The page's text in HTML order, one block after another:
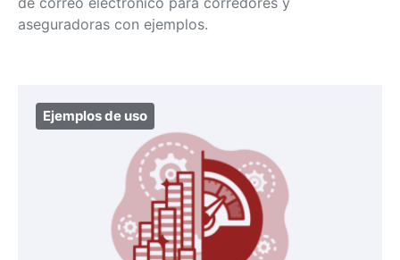
aseguradoras con ejemplos.
Ejemplos de uso